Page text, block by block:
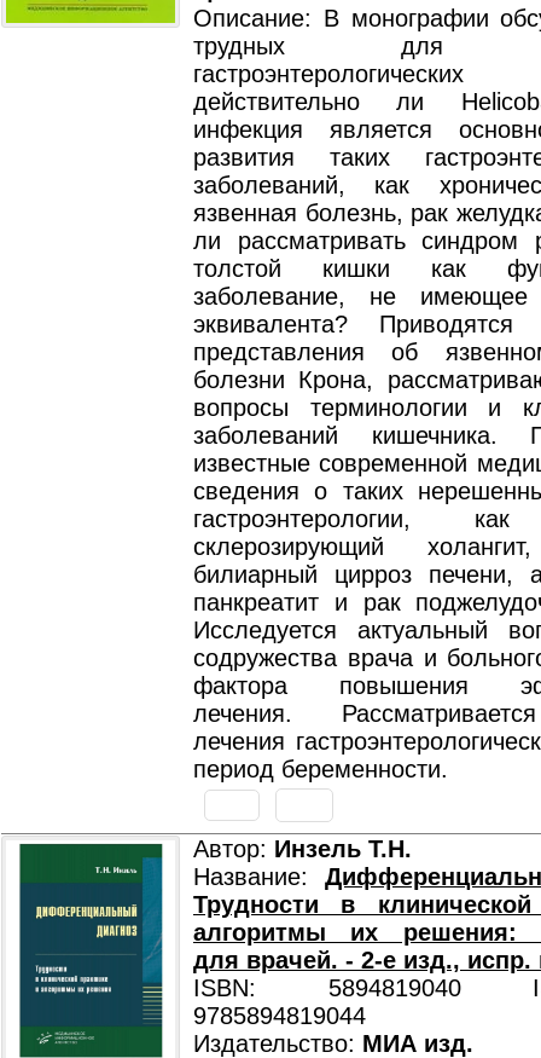
Описание: В монографии
трудных для
действительно ли
инфекция является
развития таких
заболеваний, как
язвенная болезнь, рак
ли рассматривать синдром
толстой кишки как
заболевание, не имеющее
эквивалента? Приводятся
представления об
болезни Крона,
вопросы терминологии и
заболеваний кишечника.
известные современной
сведения о таких
гастроэнтерологии,
склерозирующий
билиарный цирроз печени,
панкреатит и рак
Исследуется актуальный
содружества врача и
фактора повышения
лечения.
лечения
период беременности.
Автор: Инзель Т.Н.
Название:
Трудности в
алгоритмы их решения:
для врачей. - 2-е изд., испр.
ISBN: 5894819040
9785894819044
Издательство: МИА изд.